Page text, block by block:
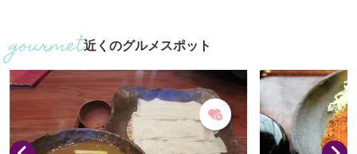
開催され、重伝建地区周辺は大変
す。新たに「のんびりマルシェ」
り、「蔵KURAハンドメイド」も毎
れています。骨董品をはじめ日用
ぱん、手作りアクセサリー、グル
老若男女が楽しめるイベントで
円、バッテリーカー
0～50円。イベント随
が岡動物園。桜の名
ています。売店は土
み、雨天等中止する
近くのグルメスポット